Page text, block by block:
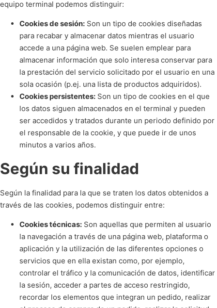
equipo terminal podemos distinguir:
Cookies de sesión: Son un tipo de cookies diseñadas
para recabar y almacenar datos mientras el usuario
accede a una página web. Se suelen emplear para
almacenar información que solo interesa conservar para
la prestación del servicio solicitado por el usuario en una
sola ocasión (p.ej. una lista de productos adquiridos).
Cookies persistentes: Son un tipo de cookies en el que
los datos siguen almacenados en el terminal y pueden
ser accedidos y tratados durante un periodo definido por
el responsable de la cookie, y que puede ir de unos
minutos a varios años.
Según su finalidad
Según la finalidad para la que se traten los datos obtenidos a
través de las cookies, podemos distinguir entre:
Cookies técnicas: Son aquellas que permiten al usuario
la navegación a través de una página web, plataforma o
aplicación y la utilización de las diferentes opciones o
servicios que en ella existan como, por ejemplo,
controlar el tráfico y la comunicación de datos, identificar
la sesión, acceder a partes de acceso restringido,
recordar los elementos que integran un pedido, realizar